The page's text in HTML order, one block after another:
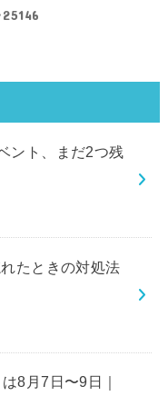
25146
ント、まだ2つ残
たときの対処法
8月7日〜9日｜